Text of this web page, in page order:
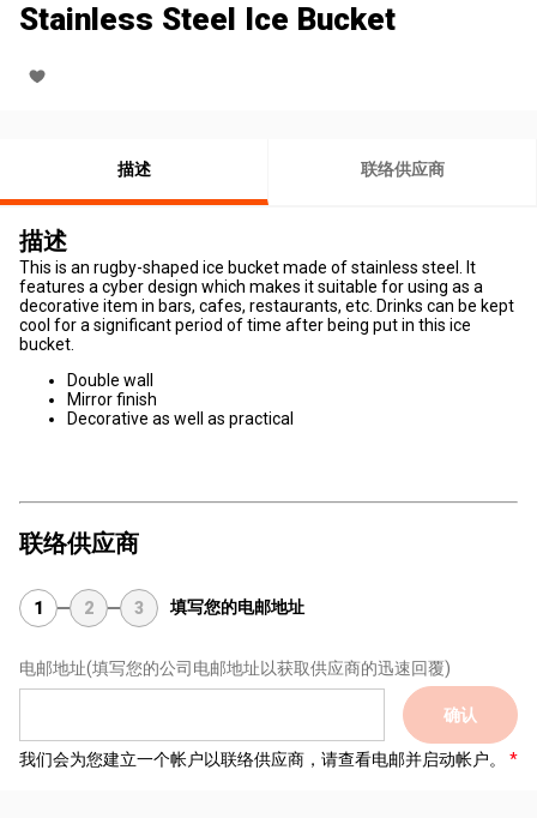
Stainless Steel Ice Bucket
描述 联络供应商
描述
This is an rugby-shaped ice bucket made of stainless steel. It
features a cyber design which makes it suitable for using as a
decorative item in bars, cafes, restaurants, etc. Drinks can be kept
cool for a significant period of time after being put in this ice
bucket.
Double wall
Mirror finish
Decorative as well as practical
联络供应商
1 2 3 填写您的电邮地址
电邮地址(填写您的公司电邮地址以获取供应商的迅速回覆)
确认
我们会为您建立一个帐户以联络供应商，请查看电邮并启动帐户。